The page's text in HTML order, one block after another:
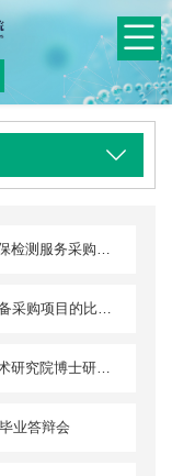
上海生研院关于采购VPN设备采购项目的比选公告
复旦大学上海市生物医药技术研究院博士研究生毕业答辩
业答辩会